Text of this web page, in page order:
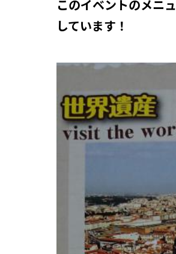
このイベントのメニ
しています！